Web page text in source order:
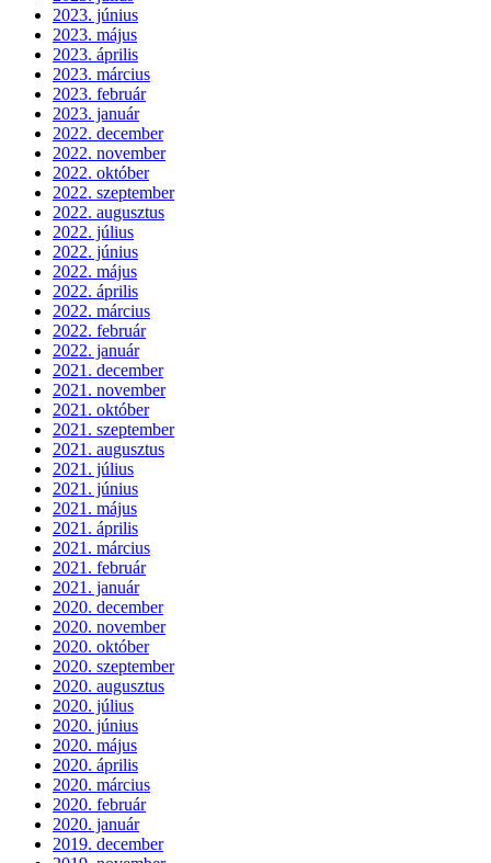
2023. június
2023. május
2023. április
2023. március
2023. február
2023. január
2022. december
2022. november
2022. október
2022. szeptember
2022. augusztus
2022. július
2022. június
2022. május
2022. április
2022. március
2022. február
2022. január
2021. december
2021. november
2021. október
2021. szeptember
2021. augusztus
2021. július
2021. június
2021. május
2021. április
2021. március
2021. február
2021. január
2020. december
2020. november
2020. október
2020. szeptember
2020. augusztus
2020. július
2020. június
2020. május
2020. április
2020. március
2020. február
2020. január
2019. december